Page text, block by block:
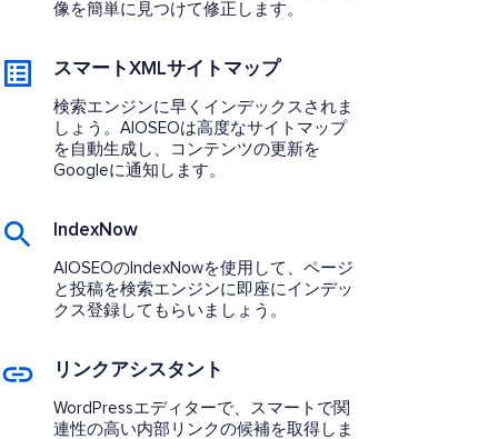
像を簡単に見つけて修正します。
スマートXMLサイトマップ
検索エンジンに早くインデックスされま
しょう。AIOSEOは高度なサイトマップ
を自動生成し、コンテンツの更新を
Googleに通知します。
IndexNow
AIOSEOのIndexNowを使用して、ページ
と投稿を検索エンジンに即座にインデッ
クス登録してもらいましょう。
リンクアシスタント
WordPressエディターで、スマートで関
連性の高い内部リンクの候補を取得しま